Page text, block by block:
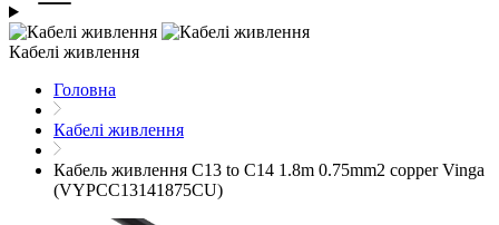
Кабелі живлення
Головна
Кабелі живлення
Кабель живлення C13 to C14 1.8m 0.75mm2 copper Vinga
(VYPCC13141875CU)